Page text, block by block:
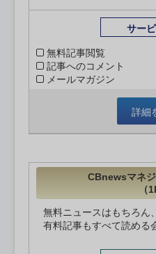
サー
無料記事閲覧
記事へのコメント
メールマガジン
詳細
CBnewsマネ
（
無料ニュースはもちろん
有料記事もすべて読める